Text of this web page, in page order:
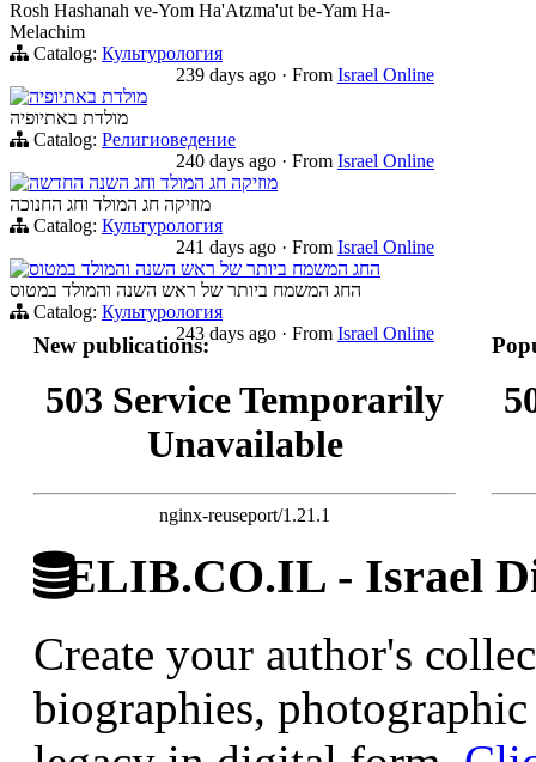
Rosh Hashanah ve-Yom Ha'Atzma'ut be-Yam Ha-
Melachim
Catalog: Культурология
239 days ago · From Israel Online
מולדת באתיופיה
מולדת באתיופיה
Catalog: Религиоведение
240 days ago · From Israel Online
מוזיקה חג המולד וחג השנה החדשה
מוזיקה חג המולד וחג החנוכה
Catalog: Культурология
241 days ago · From Israel Online
החג המשמח ביותר של ראש השנה והמולד במטוס
החג המשמח ביותר של ראש השנה והמולד במטוס
Catalog: Культурология
243 days ago · From Israel Online
New publications:
503 Service Temporarily
Unavailable
nginx-reuseport/1.21.1
ELIB.CO.IL - Israel
Create your author's
biographies,